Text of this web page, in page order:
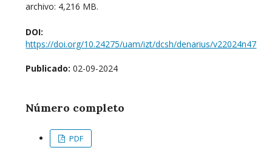
archivo: 4,216 MB.
DOI:
https://doi.org/10.24275/uam/izt/dcsh/denarius/v22024n47
Publicado:02-09-2024
Número completo
PDF